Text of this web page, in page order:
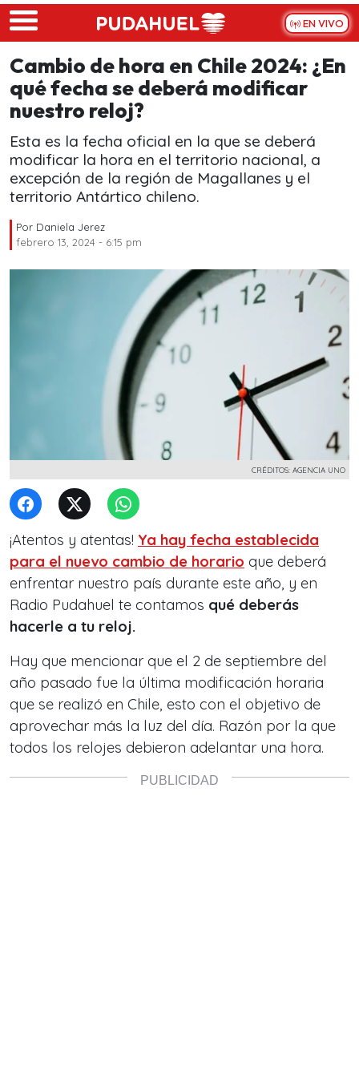
Skip to main content
EN VIVO
Cambio de hora en Chile 2024: ¿En
qué fecha se deberá modificar
nuestro reloj?
Esta es la fecha oficial en la que se deberá
modificar la hora en el territorio nacional, a
excepción de la región de Magallanes y el
territorio Antártico chileno.
Por Daniela Jerez
febrero 13, 2024 - 6:15 pm
CRÉDITOS: AGENCIA UNO
¡Atentos y atentas! Ya hay fecha establecida
para el nuevo cambio de horario que deberá
enfrentar nuestro país durante este año, y en
Radio Pudahuel te contamos qué deberás
hacerle a tu reloj.
Hay que mencionar que el 2 de septiembre del
año pasado fue la última modificación horaria
que se realizó en Chile, esto con el objetivo de
aprovechar más la luz del día. Razón por la que
todos los relojes debieron adelantar una hora.